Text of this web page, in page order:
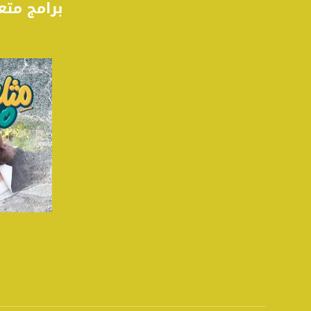
الموقع الالكتروني:
فيسبوك:
musawachannel
تويتر:
musawachannel
يوتيوب:
feed
غوغل+:
برامج